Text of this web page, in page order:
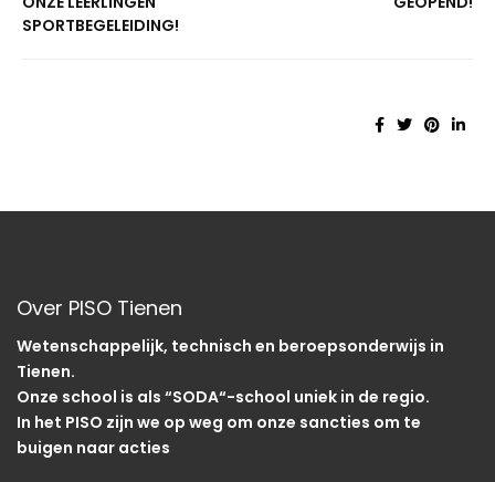
SPORTBEGELEIDING!
Over PISO Tienen
Wetenschappelijk, technisch en beroepsonderwijs in
Tienen.
Onze school is als “SODA“-school uniek in de regio.
In het PISO zijn we op weg om onze sancties om te
buigen naar acties